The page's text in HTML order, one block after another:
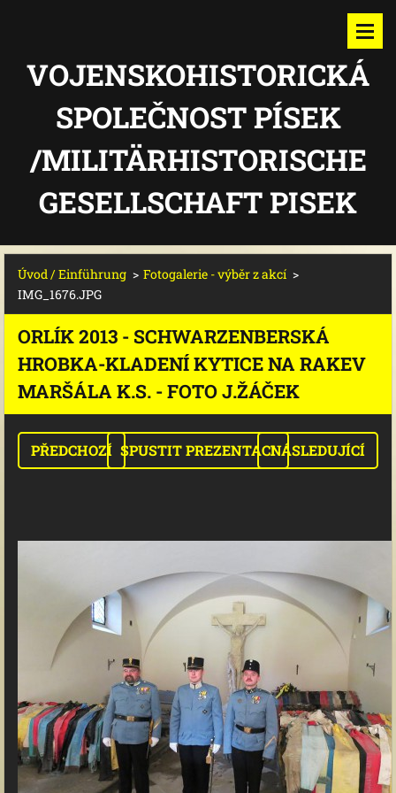
VOJENSKOHISTORICKÁ
SPOLEČNOST PÍSEK
/MILITÄRHISTORISCHE
GESELLSCHAFT PISEK
Úvod / Einführung > Fotogalerie - výběr z akcí >
IMG_1676.JPG
ORLÍK 2013 - SCHWARZENBERSKÁ
HROBKA-KLADENÍ KYTICE NA RAKEV
MARŠÁLA K.S. - FOTO J.ŽÁČEK
PŘEDCHOZÍ SPUSTIT PREZENTACINÁSLEDUJÍCÍ